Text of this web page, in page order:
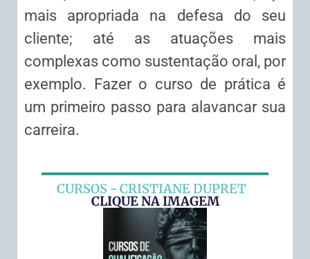
mais apropriada na defesa do seu
cliente; até as atuações mais
complexas como sustentação oral, por
exemplo. Fazer o curso de prática é
um primeiro passo para alavancar sua
carreira.
CURSOS - CRISTIANE DUPRET
CLIQUE NA IMAGEM